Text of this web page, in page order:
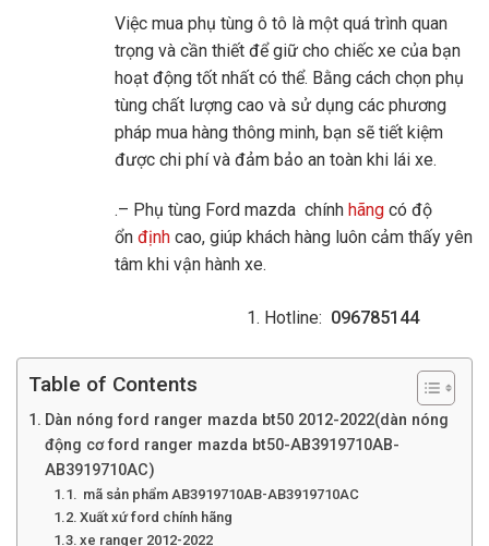
Việc mua phụ tùng ô tô là một quá trình quan
trọng và cần thiết để giữ cho chiếc xe của bạn
hoạt động tốt nhất có thể. Bằng cách chọn phụ
tùng chất lượng cao và sử dụng các phương
pháp mua hàng thông minh, bạn sẽ tiết kiệm
được chi phí và đảm bảo an toàn khi lái xe.
.– Phụ tùng Ford mazda chính hãngcó độ
ổnđịnhcao, giúp khách hàng luôn cảm thấy yên
tâm khi vận hành xe.
Hotline: 096785144
Table of Contents
Dàn nóng ford ranger mazda bt50 2012-2022(dàn nóng
động cơ ford ranger mazda bt50-AB3919710AB-
AB3919710AC)
mã sản phẩm AB3919710AB-AB3919710AC
Xuất xứ ford chính hãng
xe ranger 2012-2022